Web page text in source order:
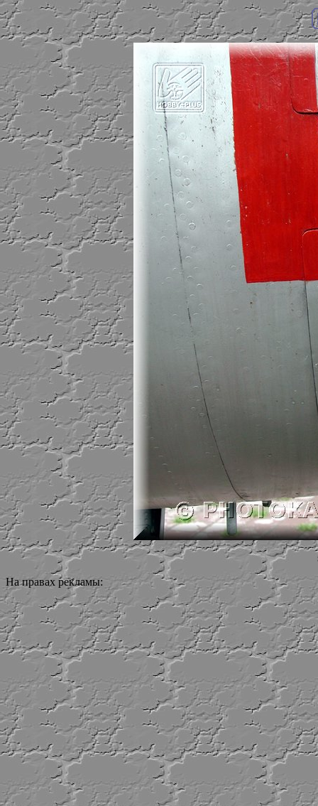
На правах рекламы: